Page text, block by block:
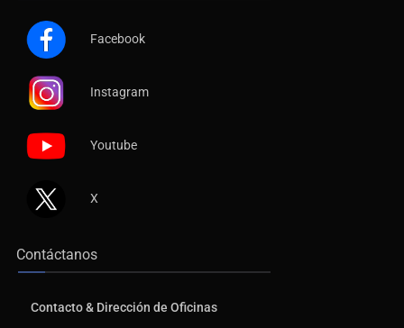
Facebook
Instagram
Youtube
X
Contáctanos
Contacto & Dirección de Oficinas